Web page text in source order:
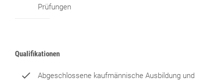
Prüfungen
Qualifikationen
Abgeschlossene kaufmännische Ausbildung und